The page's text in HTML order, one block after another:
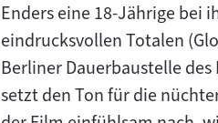
Enders eine 18-Jährige bei
eindrucksvollen Totalen
Berliner Dauerbaustelle
setzt den Ton für die